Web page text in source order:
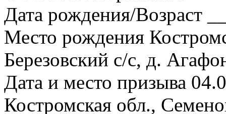
Дата рождения/Возраст
Место рождения
Березовский с/с, д.
Дата и место призыва
Костромская обл.,